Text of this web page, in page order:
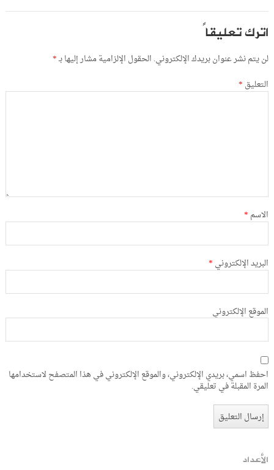
اترك تعليقاً
لن يتم نشر عنوان بريدك الإلكتروني. الحقول الإلزامية مشار إليها بـ*
التعليق *
الاسم *
البريد الإلكتروني *
الموقع الإلكتروني
احفظ اسمي، بريدي الإلكتروني، والموقع الإلكتروني في هذا المتصفح لاستخدامها
المرة المقبلة في تعليقي.
الأعداد